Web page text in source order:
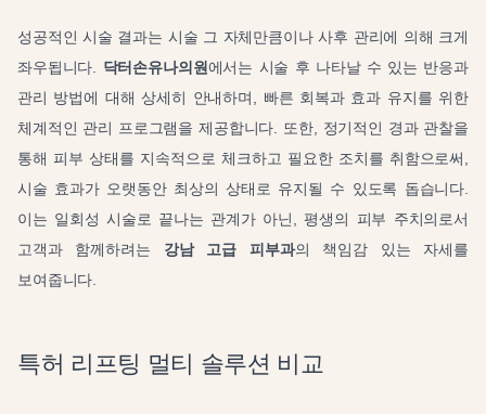
성공적인 시술 결과는 시술 그 자체만큼이나 사후 관리에 의해 크게
좌우됩니다. 닥터손유나의원에서는 시술 후 나타날 수 있는 반응과
관리 방법에 대해 상세히 안내하며, 빠른 회복과 효과 유지를 위한
체계적인 관리 프로그램을 제공합니다. 또한, 정기적인 경과 관찰을
통해 피부 상태를 지속적으로 체크하고 필요한 조치를 취함으로써,
시술 효과가 오랫동안 최상의 상태로 유지될 수 있도록 돕습니다.
이는 일회성 시술로 끝나는 관계가 아닌, 평생의 피부 주치의로서
고객과 함께하려는 강남 고급 피부과의 책임감 있는 자세를
보여줍니다.
특허 리프팅 멀티 솔루션 비교